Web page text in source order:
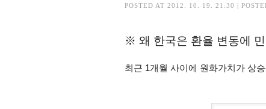
POSTED AT 2012. 10. 19. 21:30 |
※ 왜 한국은 환율 변동에
최근 1개월 사이에 원화가치가 상